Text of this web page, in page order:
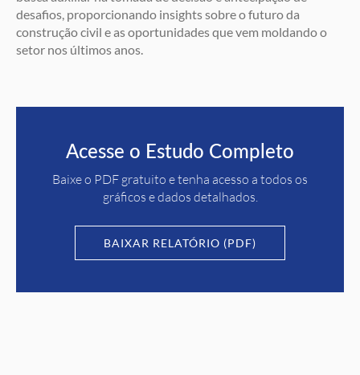
desafios, proporcionando insights sobre o futuro da
construção civil e as oportunidades que vem moldando o
setor nos últimos anos.
Acesse o Estudo Completo
Baixe o PDF gratuito e tenha acesso a todos os
gráficos e dados detalhados.
BAIXAR RELATÓRIO (PDF)